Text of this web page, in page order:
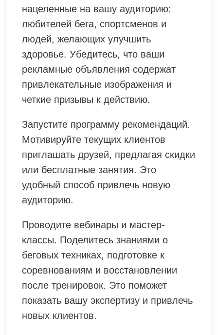
нацеленные на вашу аудиторию:
любителей бега, спортсменов и
людей, желающих улучшить
здоровье. Убедитесь, что ваши
рекламные объявления содержат
привлекательные изображения и
четкие призывы к действию.
Запустите программу рекомендаций.
Мотивируйте текущих клиентов
приглашать друзей, предлагая скидки
или бесплатные занятия. Это
удобный способ привлечь новую
аудиторию.
Проводите вебинары и мастер-
классы. Поделитесь знаниями о
беговых техниках, подготовке к
соревнованиям и восстановлении
после тренировок. Это поможет
показать вашу экспертизу и привлечь
новых клиентов.